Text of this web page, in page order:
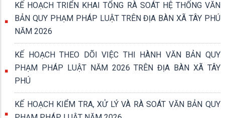
KẾ HOẠCH TRIỂN KHAI TỔNG RÀ SOÁT HỆ THỐNG VĂN
BẢN QUY PHẠM PHÁP LUẬT TRÊN ĐỊA BÀN XÃ TÂY PHÚ
NĂM 2026
KẾ HOẠCH THEO DÕI VIỆC THI HÀNH VĂN BẢN QUY
PHẠM PHÁP LUẬT NĂM 2026 TRÊN ĐỊA BÀN XÃ TÂY
PHÚ
KẾ HOẠCH KIỂM TRA, XỬ LÝ VÀ RÀ SOÁT VĂN BẢN QUY